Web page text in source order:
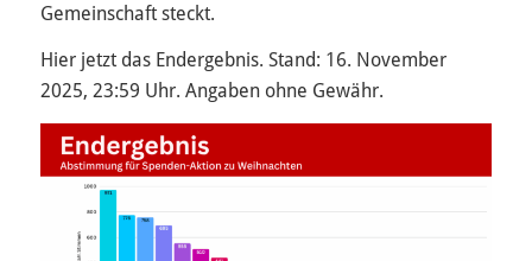
Gemeinschaft steckt.
Hier jetzt das Endergebnis. Stand: 16. November
2025, 23:59 Uhr. Angaben ohne Gewähr.